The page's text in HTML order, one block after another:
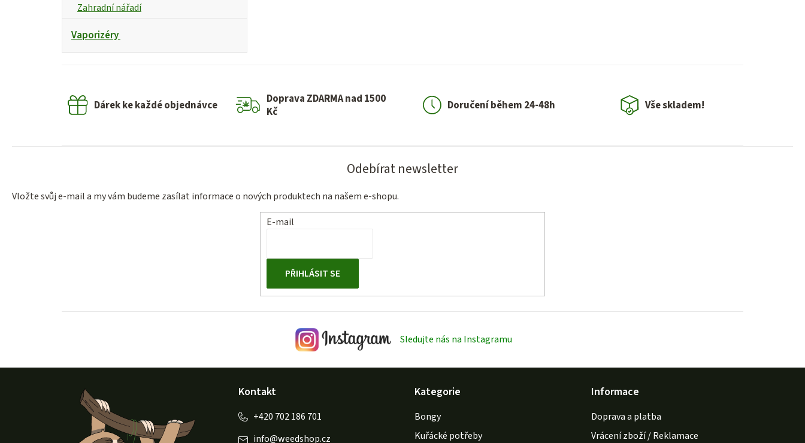
Zahradní nářadí
Vaporizéry
Dárek ke každé objednávce
Doprava ZDARMA nad 1500
Kč
Doručení během 24-48h Vše skladem!
Odebírat newsletter
Vložte svůj e-mail a my vám budeme zasílat informace o nových produktech na našem e-shopu.
E-mail
PŘIHLÁSIT SE
Sledujte nás na Instagramu
Kontakt
info@weedshop.cz
702 186 701
Kategorie
Bongy
Kuřácké potřeby
Informace
Doprava a platba
Vrácení zboží / Reklamace